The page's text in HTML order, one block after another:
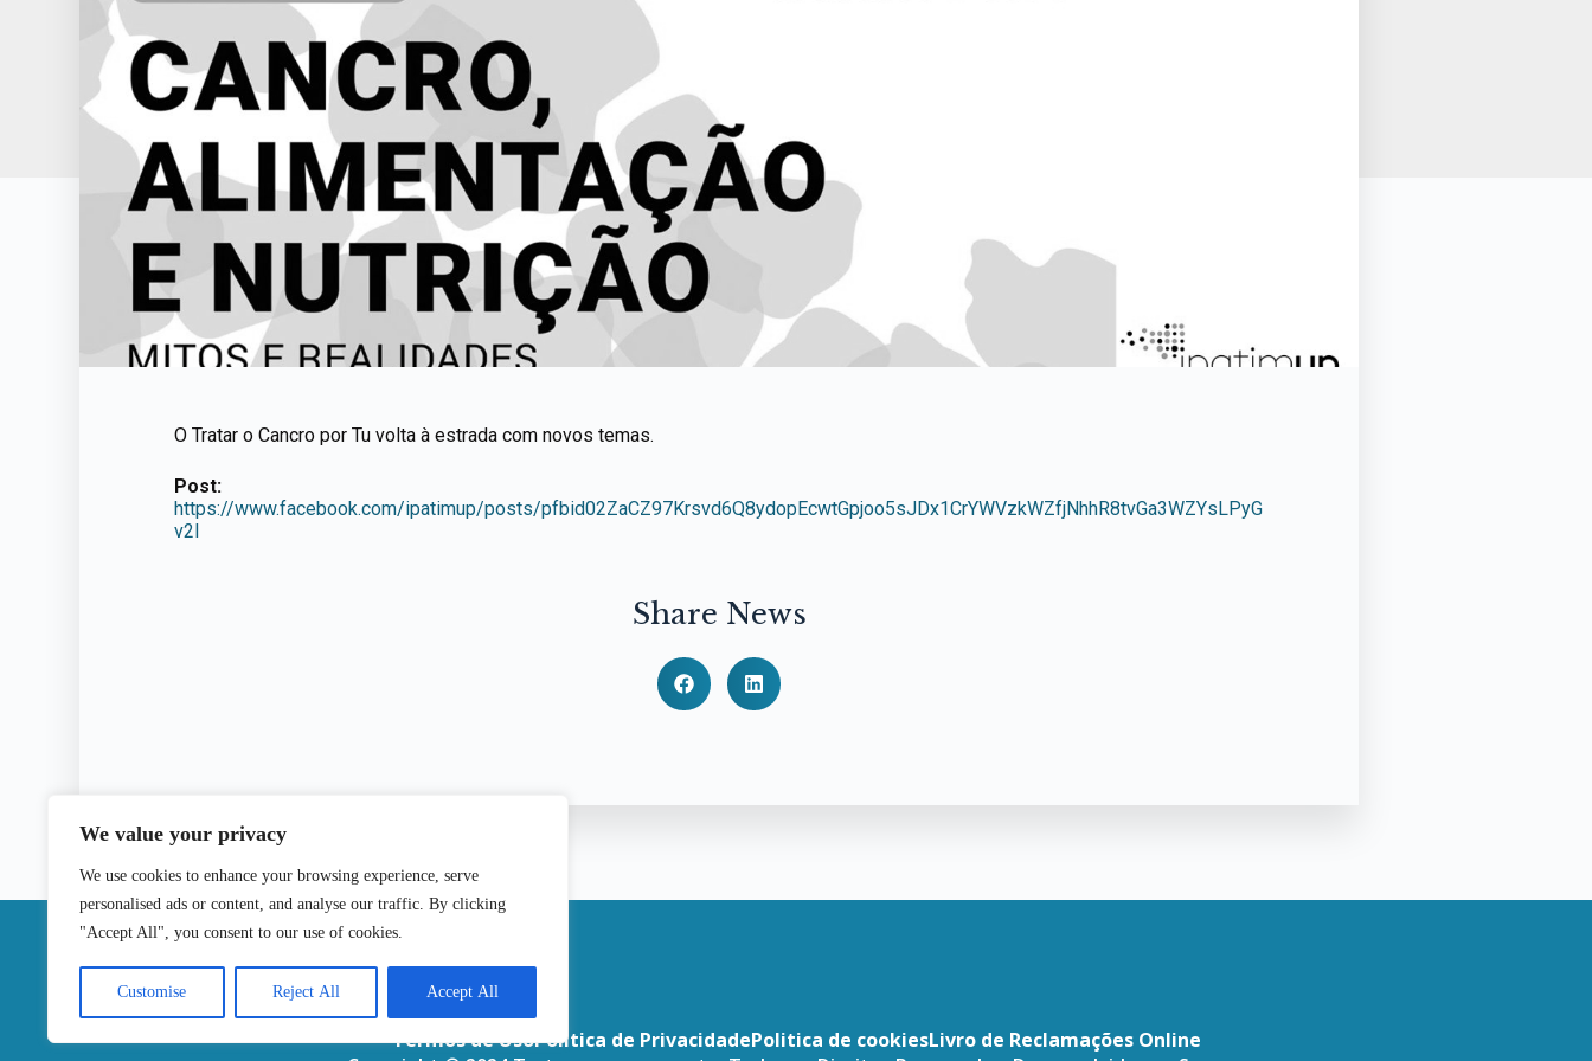
We value your privacy
We use cookies to enhance your browsing experience, serve
personalised ads or content, and analyse our traffic. By clicking
"Accept All", you consent to our use of cookies.
Customise Reject All Accept All
O Tratar o Cancro por Tu volta à estrada com novos temas.
Post:
https://www.facebook.com/ipatimup/posts/pfbid02ZaCZ97Krsvd6Q8ydopEcwtGpjoo5sJDx1CrYWVzkWZfjNhhR8tvGa3WZYsLPyG
v2l
Share News
|
Termos de UsoPolitica de PrivacidadePolitica de cookiesLivro de Reclamações Online